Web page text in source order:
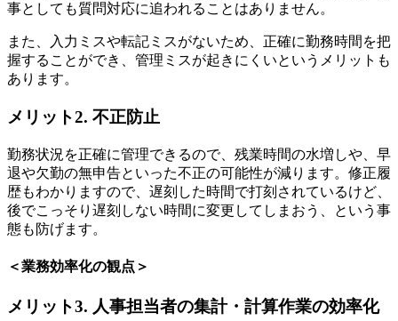
事としても質問対応に追われることはありません。
また、入力ミスや転記ミスがないため、正確に勤務時間を把
握することができ、管理ミスが起きにくいというメリットも
あります。
メリット2. 不正防止
勤務状況を正確に管理できるので、残業時間の水増しや、早
退や欠勤の無申告といった不正の可能性が減ります。修正履
歴もわかりますので、遅刻した時間で打刻されているけど、
後でこっそり遅刻しない時間に変更してしまおう、という事
態も防げます。
＜業務効率化の観点＞
メリット3. 人事担当者の集計・計算作業の効率化